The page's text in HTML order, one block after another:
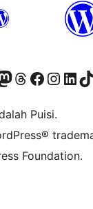
account
akun Mastodon kami
Visit our Threads account
Kunjungi halaman Facebook kamiKunjungi akun Instagram kami
Kunjungi akunVisit
Puisi.
Foundation.